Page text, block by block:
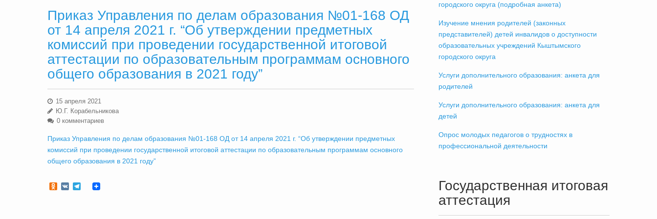
Приказ Управления по делам образования №01-168 ОД
от 14 апреля 2021 г. “Об утверждении предметных
комиссий при проведении государственной итоговой
аттестации по образовательным программам основного
общего образования в 2021 году”
15 апреля 2021
Ю.Г. Корабельникова
0 комментариев
Приказ Управления по делам образования №01-168 ОД от 14 апреля 2021 г. “Об утверждении предметных
комиссий при проведении государственной итоговой аттестации по образовательным программам основного
общего образования в 2021 году”
Odnoklassniki
VK Telegram
городского округа (подробная анкета)
Изучение мнения родителей (законных
представителей) детей инвалидов о доступности
образовательных учреждений Кыштымского
городского округа
Услуги дополнительного образования: анкета для
родителей
Услуги дополнительного образования: анкета для
детей
Опрос молодых педагогов о трудностях в
профессиональной деятельности
Государственная итоговая
аттестация